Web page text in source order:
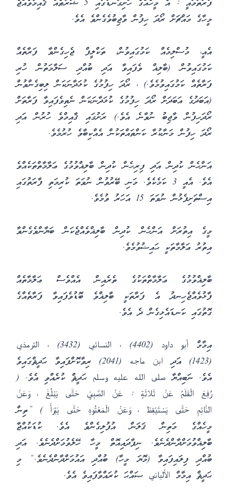
ފުރަތަމައީ : އެ މީހެއްގެ ހަށިގަނޑުގައި 5 ޝަރުޠެއް ޤާއިމްވެއްޖެ
މީހާގެ މައްޗަށް ރޯދަ ހިފުން ވާޖިބުވެގެންވެ އެވެ.
އެއީ، މުސްލިމެއް ކަމުގައިވުން، ތަކްލީފް ޖެހިގެންވާ ފަރާތެއް
ކަމުގައިވުން (ބާލިޣް ވެފައިވާ އަދި ބުއްދި ސަލާމަތުން ހުރި
ފަރާތެއް ކަމުގައިވުމެވެ.) ، ރޯދަ ހިފުމުގެ ކުޅަދާނަކަން ލިބިގެންވުން
(އަބަދުގެ އަބަދަށް ރޯދަ ހިފުމުގެ ކުޅަދާނަކަން ނެތިވެފައިވާ ފަރާތަށް
ރޯދަހިފުން ވާޖިބު ނުވާނެ އެވެ.) ރަށުގައި ޤާއިމްވެ ހުރުން އަދި
ރޯދަ ހިފުން މަނާކުރާ ކަންތައްތަކުން އެއްކިބާވެ ހުރުމެވެ.
އަންހެން ކުދިން އަދި ފިރިހެން ކުދިން ބާލިޣްވުމުގެ ޢަލާމާތްތަކެއްވެ
އެވެ. އެއީ 3 ކަމެކެވެ. މަނި ބޭރުވުން ނުވަތަ ކުރިމަތި ފާރަތުގައި
އިސްތަށިފެޅުން ނުވަތަ 15 އަހަރު ވުމެވެ.
މީގެ އިތުރަށް އަންހެން ކުދިން ބާލިޣްވެއްޖެކަން ބަޔާންވެގެންވާ
އިތުރު ޢަލާމާތަކީ ޙައިޟުވުމެވެ.
ބާލިޣްވުމުގެ ޢަލާމާތްތަކުގެ ތެރެއިން އެއްވެސް ޢަލާމާތެއް
ފާޅުވެއްޖެހިނދު އެ ފަރާތަކީ ބާލިޣްވެ ބޮޑުވެފައިވާ ފަރާތެއްގެ
ގޮތުގައި ކަނޑައެޅިގެން ދެ އެވެ.
އިމާމް أبو داود (4402) ، النسائي (3432) ، الترمذي
(1423) އަދި ابن ماجه (2041) ރިވާކޮށްފައިވާ ޙަދީޘްގައިވެ
އެވެ. ނަބިއްޔާ صلى الله عليه وسلم ޙަދީޘް ކުރެއްވި އެވެ. (
رُفِعَ الْقَلَمُ عَنْ ثَلاثَةٍ : عَنْ الصَّبِيِّ حَتَّى يَبْلُغَ ، وَعَنْ
النَّائِمِ حَتَّى يَسْتَيْقِظَ ، وَعَنْ الْمَعْتُوهِ حَتَّى يَبْرَأَ ) ”ތިން
މީހެއްގެ މަތިން ޤަލަން އުފުލިގެންވެ އެވެ. ކުޑަކުއްޖާ
ބާލިޣްވުމަށްދާންދެނެވެ. ނިފާދައިއޮތް މީހާ ހޭލެވުމަށްދެނެވެ. އަދި
ބުއްދި ފިލައިފައިވާ (މޮޔަ މީހާ) ބުއްދި އައުމަށްދާންދެނެވެ.“ މި
ޙަދީޘް އިމާމް الألباني ޞައްޙަ ކުރައްވާފައިވެ އެވެ.